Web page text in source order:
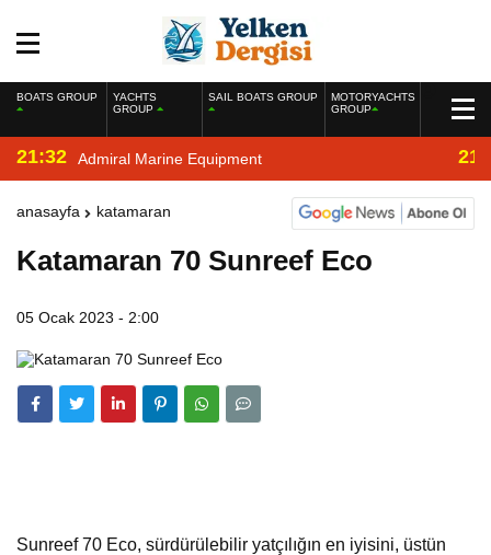
BOATS GROUP
YACHTS
GROUP
SAIL BOATS GROUP
MOTORYACHTS
GROUP
21:32 Admiral Marine Equipment
anasayfa katamaran
Katamaran 70 Sunreef Eco
05 Ocak 2023 - 2:00
Sunreef 70 Eco, sürdürülebilir yatçılığın en iyisini, üstün